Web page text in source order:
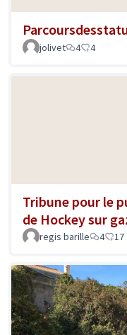
jolivet
4 4
Tribune pour le
de Hockey sur
regis barille 4 17